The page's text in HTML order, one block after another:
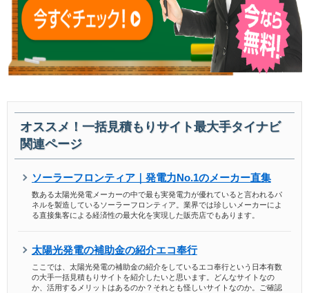
オススメ！一括見積もりサイト最大手タイナビ
関連ページ
ソーラーフロンティア｜発電力No.1のメーカー直集
数ある太陽光発電メーカーの中で最も実発電力が優れていると言われるパ
ネルを製造しているソーラーフロンティア。業界では珍しいメーカーによ
る直接集客による経済性の最大化を実現した販売店でもあります。
太陽光発電の補助金の紹介エコ奉行
ここでは、太陽光発電の補助金の紹介をしているエコ奉行という日本有数
の大手一括見積もりサイトを紹介したいと思います。どんなサイトなの
か、活用するメリットはあるのか？それとも怪しいサイトなのか。ご確認